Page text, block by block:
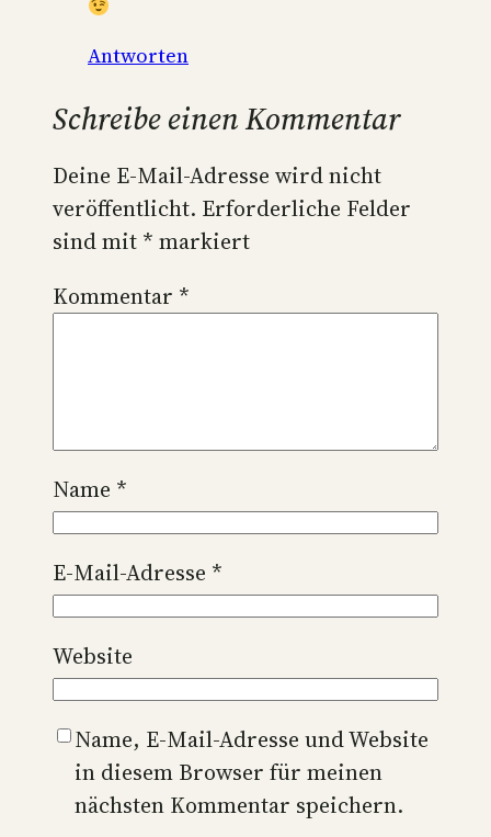
Antworten
Schreibe einen Kommentar
Deine E-Mail-Adresse wird nicht
veröffentlicht. Erforderliche Felder
sind mit * markiert
Kommentar *
Name *
E-Mail-Adresse *
Website
Name, E-Mail-Adresse und Website
in diesem Browser für meinen
nächsten Kommentar speichern.